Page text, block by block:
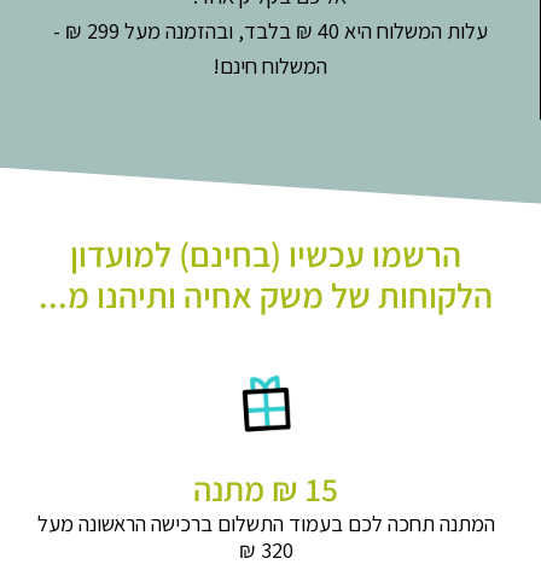
עלות המשלוח היא 40 ₪ בלבד, ובהזמנה מעל 299 ₪ -
המשלוח חינם!
הרשמו עכשיו (בחינם) למועדון
הלקוחות של משק אחיה ותיהנו מ...
15 ₪ מתנה
המתנה תחכה לכם בעמוד התשלום ברכישה הראשונה מעל
320 ₪